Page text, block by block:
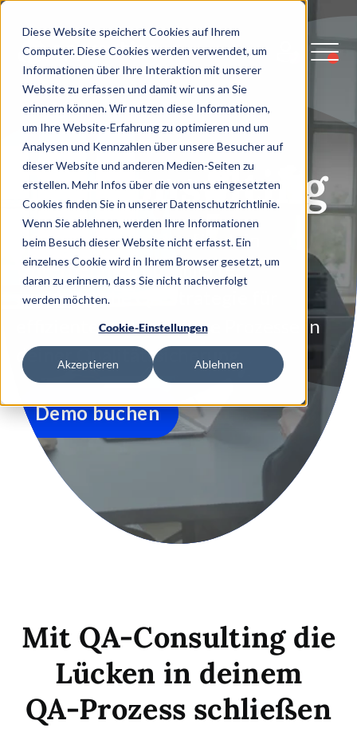
Diese Website speichert Cookies auf Ihrem
Computer. Diese Cookies werden verwendet, um
Informationen über Ihre Interaktion mit unserer
Website zu erfassen und damit wir uns an Sie
erinnern können. Wir nutzen diese Informationen,
um Ihre Website-Erfahrung zu optimieren und um
Analysen und Kennzahlen über unsere Besucher auf
dieser Website und anderen Medien-Seiten zu
erstellen. Mehr Infos über die von uns eingesetzten
Cookies finden Sie in unserer Datenschutzrichtlinie.
Wenn Sie ablehnen, werden Ihre Informationen
beim Besuch dieser Website nicht erfasst. Ein
einzelnes Cookie wird in Ihrem Browser gesetzt, um
daran zu erinnern, dass Sie nicht nachverfolgt
werden möchten.
Cookie-Einstellungen
Akzeptieren Ablehnen
QA-Consulting
Wir entwickeln eine für dein
Unternehmen optimierte,
ganzheitliche QA-Strategie für
effiziente und messbare Prozesse in
deiner Qualitätssicherung.
Demo buchen
Mit QA-Consulting die
Lücken in deinem
QA-Prozess schließen